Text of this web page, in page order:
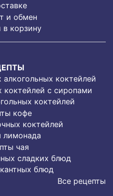
и обмен
в корзину
алкогольных коктейлей
коктейлей с сиропами
коктейлей
кофе
коктейлей
лимонада
чая
сладких блюд
блюд
Все рецепты